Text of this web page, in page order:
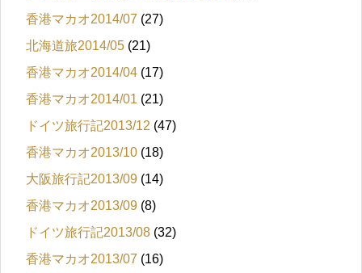
香港マカオ2014/07 (27)
北海道旅2014/05 (21)
香港マカオ2014/04 (17)
香港マカオ2014/01 (21)
ドイツ旅行記2013/12 (47)
香港マカオ2013/10 (18)
大阪旅行記2013/09 (14)
香港マカオ2013/09 (8)
ドイツ旅行記2013/08 (32)
香港マカオ2013/07 (16)